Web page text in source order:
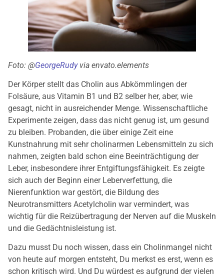
Foto: @GeorgeRudyvia envato.elements
Der Körper stellt das Cholin aus Abkömmlingen der
Folsäure, aus Vitamin B1 und B2 selber her, aber, wie
gesagt, nicht in ausreichender Menge. Wissenschaftliche
Experimente zeigen, dass das nicht genug ist, um gesund
zu bleiben. Probanden, die über einige Zeit eine
Kunstnahrung mit sehr cholinarmen Lebensmitteln zu sich
nahmen, zeigten bald schon eine Beeinträchtigung der
Leber, insbesondere ihrer Entgiftungsfähigkeit. Es zeigte
sich auch der Beginn einer Leberverfettung, die
Nierenfunktion war gestört, die Bildung des
Neurotransmitters Acetylcholin war vermindert, was
wichtig für die Reizübertragung der Nerven auf die Muskeln
und die Gedächtnisleistung ist.
Dazu musst Du noch wissen, dass ein Cholinmangel nicht
von heute auf morgen entsteht, Du merkst es erst, wenn es
schon kritisch wird. Und Du würdest es aufgrund der vielen